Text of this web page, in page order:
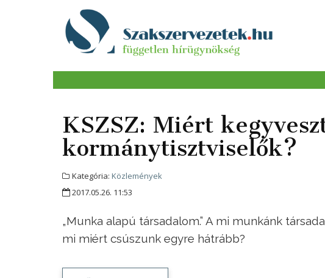
KSZSZ: Miért
kormánytisztviselők?
Kategória: Közlemények
2017.05.26. 11:53
„Munka alapú társadalom.” A mi munkánk
mi miért csúszunk egyre hátrább?